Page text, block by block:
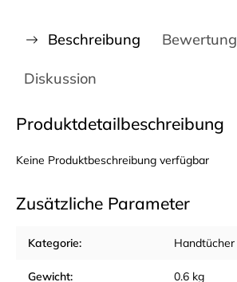
Beschreibung Bewertung
Diskussion
Produktdetailbeschreibung
Keine Produktbeschreibung verfügbar
Zusätzliche Parameter
Kategorie: Handtücher
Gewicht: 0.6 kg